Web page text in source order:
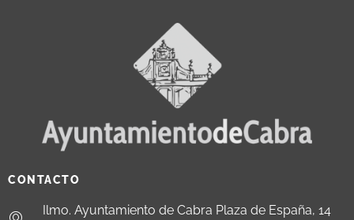
CONTACTO
Ilmo. Ayuntamiento de Cabra Plaza de España, 14